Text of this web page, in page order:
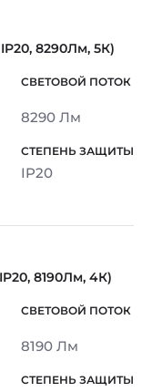
8290Лм, 5К)
8290 Лм
IP20
8190Лм, 4К)
8190 Лм